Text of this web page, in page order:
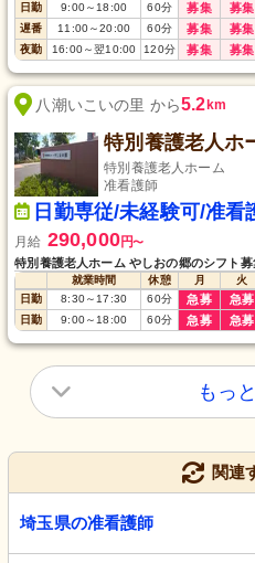
日勤 9:00～18:00 60分 募集 募集
遅番 11:00～20:00 60分 募集 募集
夜勤 16:00～翌10:00 120分 募集 募集
八潮いこいの里 から5.2km
特別養護老人ホ
特別養護老人ホーム
准看護師
日勤専従/未経験可/准看
月給 290,000円〜
特別養護老人ホーム やしおの郷のシフト募
就業時間 休憩 月 火
日勤
8:30～17:30 60分 急募 急募
日勤 9:00～18:00 60分 急募 急募
もっ
関連
埼玉県の准看護師